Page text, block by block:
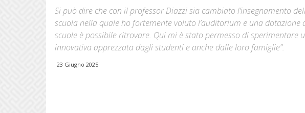
Si può dire che con il professor Diazzi sia cambiato l’insegnamento
scuola nella quale ho fortemente voluto l’auditorium e una
scuole è possibile ritrovare. Qui mi è stato permesso di sperimentare
innovativa apprezzata dagli studenti e anche dalle loro famiglie”.
23 Giugno 2025